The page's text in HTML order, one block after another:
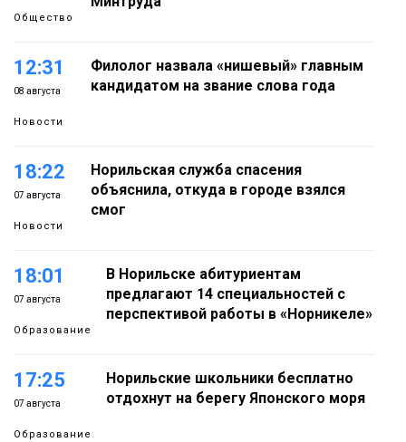
Общество
12:31
08 августа
Новости
Филолог назвала «нишевый» главным
кандидатом на звание слова года
18:22
07 августа
Новости
Норильская служба спасения
объяснила, откуда в городе взялся
смог
18:01
07 августа
Образование
В Норильске абитуриентам
предлагают 14 специальностей с
перспективой работы в «Норникеле»
17:25
07 августа
Образование
Норильские школьники бесплатно
отдохнут на берегу Японского моря